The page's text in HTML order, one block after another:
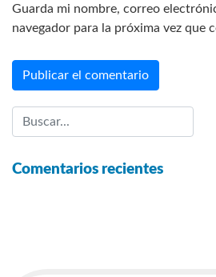
Guarda mi nombre, correo
navegador para la próxima vez que
Comentarios recientes